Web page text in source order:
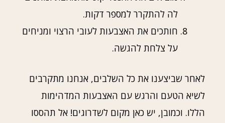
לה להתקרר למספר דקות.
חותכים את האצבעות לעובי הרצוי ומניחים
על צלחת להגשה.
לאחר שביצענו את כל השלבים, אנחנו מתקרבים
לשיא הטעם והרגש עם האצבעות המדהימות
הללו. וכמובן, יש כאן מקום לשדרוגים! אל תהססו